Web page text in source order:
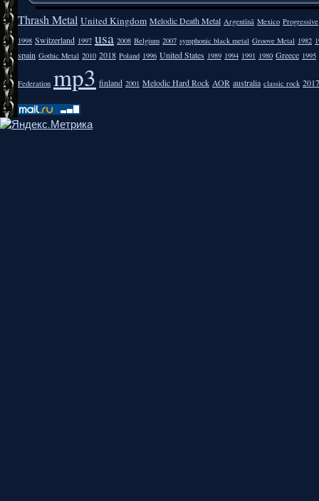
Thrash Metal United Kingdom Melodic Death Metal Argentīnā Mexico Progressive
1998 Switzerland 1997 usa 2008 Belgium 2007 symphonic black metal Groove Metal 1982
spain Gothic Metal 2010 2018 Poland 1996 United States 1989 1994 1991 1980 Greece 1995
Federation mp3 finland 2001 Melodic Hard Rock AOR australia classic rock 2017